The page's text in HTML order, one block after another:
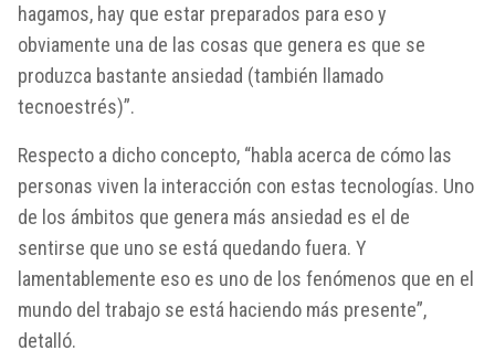
hagamos, hay que estar preparados para eso y
obviamente una de las cosas que genera es que se
produzca bastante ansiedad (también llamado
tecnoestrés)”.
Respecto a dicho concepto, “habla acerca de cómo las
personas viven la interacción con estas tecnologías. Uno
de los ámbitos que genera más ansiedad es el de
sentirse que uno se está quedando fuera. Y
lamentablemente eso es uno de los fenómenos que en el
mundo del trabajo se está haciendo más presente”,
detalló.